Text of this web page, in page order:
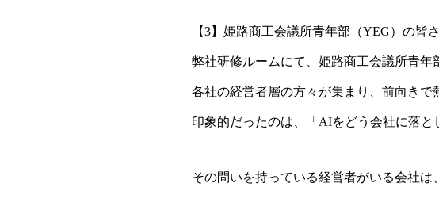
【3】姫路商工会議所青年部（YEG）の皆
弊社研修ルームにて、姫路商工会議所青年
各社の経営者層の方々が集まり、前向きで
印象的だったのは、「AIをどう会社に落と
その問いを持っている経営者がいる会社は